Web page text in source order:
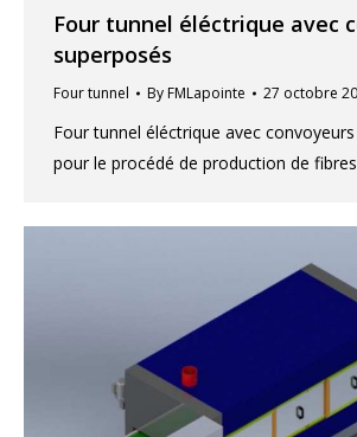
Four tunnel éléctrique avec
superposés
Four tunnel By FMLapointe 27 octobre
Four tunnel éléctrique avec
pour le procédé de production de fibres